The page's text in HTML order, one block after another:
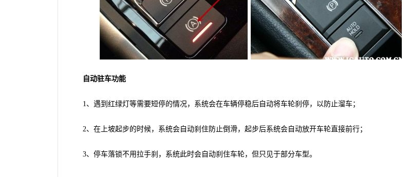
自动驻车功能
1、遇到红绿灯等需要短停的情况，系统会在车辆停稳后自动将车轮刹停，以防止溜车；
2、在上坡起步的时候，系统会自动刹住防止倒滑，起步后系统会自动放开车轮直接前行；
3、停车落锁不用拉手刹，系统此时会自动刹住车轮，但只见于部分车型。